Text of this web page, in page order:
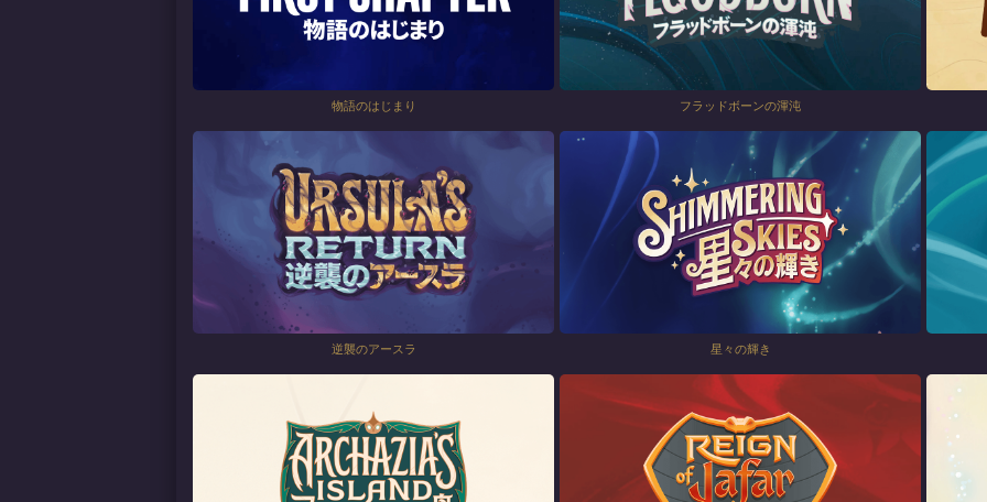
物語のはじまり フラッドボーンの渾沌
逆襲のアースラ 星々の輝き